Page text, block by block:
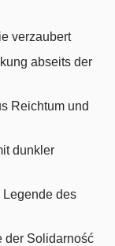
verzaubert
abseits der
Reichtum und
dunkler
Legende des
der Solidarność